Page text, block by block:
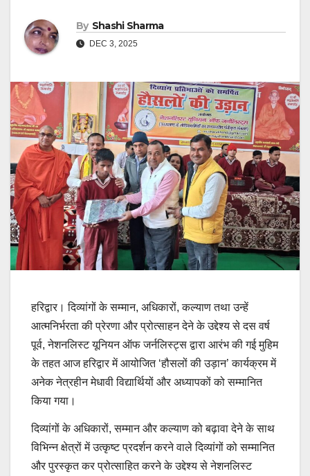
By Shashi Sharma
DEC 3, 2025
हरिद्वार। दिव्यांगों के सम्मान, अधिकारों, कल्याण तथा उन्हें
आत्मनिर्भरता की प्रेरणा और प्रोत्साहन देने के उद्देश्य से दस वर्ष
पूर्व, नेशनलिस्ट यूनियन ऑफ जर्नलिस्ट्स द्वारा आरंभ की गई मुहिम
के तहत आज हरिद्वार में आयोजित ‘हौसलों की उड़ान’ कार्यक्रम में
अनेक नेत्रहीन मेधावी विद्यार्थियों और अध्यापकों को सम्मानित
किया गया।
दिव्यांगों के अधिकारों, सम्मान और कल्याण को बढ़ावा देने के साथ
विभिन्न क्षेत्रों में उत्कृष्ट प्रदर्शन करने वाले दिव्यांगों को सम्मानित
और पुरस्कृत कर प्रोत्साहित करने के उद्देश्य से नेशनलिस्ट